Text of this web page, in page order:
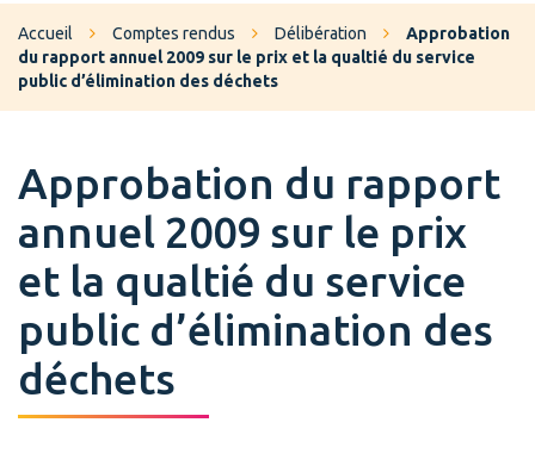
Accueil Comptes rendus Délibération
Approbation
du rapport annuel 2009 sur le prix et la qualtié du service
public d’élimination des déchets
Approbation du rapport
annuel 2009 sur le prix
et la qualtié du service
public d’élimination des
déchets